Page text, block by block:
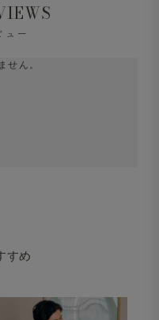
ュー
せん。
すめ